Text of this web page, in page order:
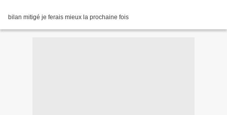
bilan mitigé je ferais mieux la prochaine fois